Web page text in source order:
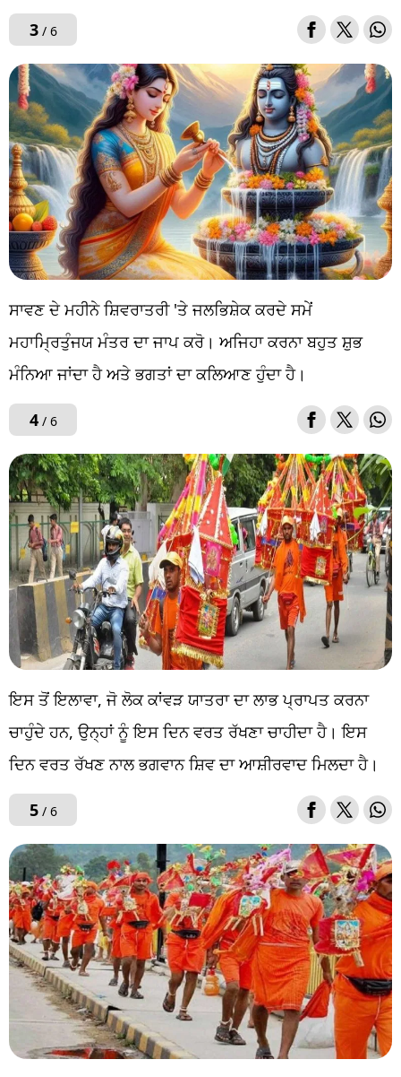
3/ 6
ਸਾਵਣ ਦੇ ਮਹੀਨੇ ਸ਼ਿਵਰਾਤਰੀ 'ਤੇ ਜਲਭਿਸ਼ੇਕ ਕਰਦੇ ਸਮੇਂ
ਮਹਾਮ੍ਰਿਤੁੰਜਯ ਮੰਤਰ ਦਾ ਜਾਪ ਕਰੋ। ਅਜਿਹਾ ਕਰਨਾ ਬਹੁਤ ਸ਼ੁਭ
ਮੰਨਿਆ ਜਾਂਦਾ ਹੈ ਅਤੇ ਭਗਤਾਂ ਦਾ ਕਲਿਆਣ ਹੁੰਦਾ ਹੈ।
4/ 6
ਇਸ ਤੋਂ ਇਲਾਵਾ, ਜੋ ਲੋਕ ਕਾਂਵੜ ਯਾਤਰਾ ਦਾ ਲਾਭ ਪ੍ਰਾਪਤ ਕਰਨਾ
ਚਾਹੁੰਦੇ ਹਨ, ਉਨ੍ਹਾਂ ਨੂੰ ਇਸ ਦਿਨ ਵਰਤ ਰੱਖਣਾ ਚਾਹੀਦਾ ਹੈ। ਇਸ
ਦਿਨ ਵਰਤ ਰੱਖਣ ਨਾਲ ਭਗਵਾਨ ਸ਼ਿਵ ਦਾ ਆਸ਼ੀਰਵਾਦ ਮਿਲਦਾ ਹੈ।
5/ 6